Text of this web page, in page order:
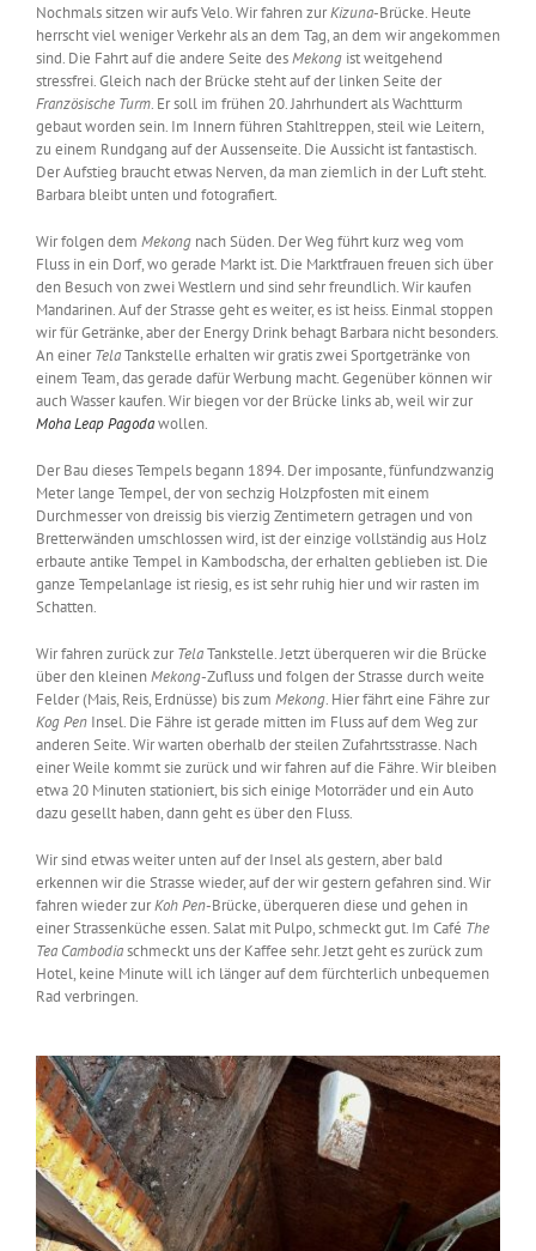
Nochmals sitzen wir aufs Velo. Wir fahren zurKizuna-Brücke. Heute
herrscht viel weniger Verkehr als an dem Tag, an dem wir angekommen
sind. Die Fahrt auf die andere Seite desMekongist weitgehend
stressfrei. Gleich nach der Brücke steht auf der linken Seite der
Französische Turm. Er soll im frühen 20. Jahrhundert als Wachtturm
gebaut worden sein. Im Innern führen Stahltreppen, steil wie Leitern,
zu einem Rundgang auf der Aussenseite. Die Aussicht ist fantastisch.
Der Aufstieg braucht etwas Nerven, da man ziemlich in der Luft steht.
Barbara bleibt unten und fotografiert.
Wir folgen dem Mekongnach Süden. Der Weg führt kurz weg vom
Fluss in ein Dorf, wo gerade Markt ist. Die Marktfrauen freuen sich über
den Besuch von zwei Westlern und sind sehr freundlich. Wir kaufen
Mandarinen. Auf der Strasse geht es weiter, es ist heiss. Einmal stoppen
wir für Getränke, aber der Energy Drink behagt Barbara nicht besonders.
An einerTelaTankstelle erhalten wir gratis zwei Sportgetränke von
einem Team, das gerade dafür Werbung macht. Gegenüber können wir
auch Wasser kaufen. Wir biegen vor der Brücke links ab, weil wir zur
Moha Leap Pagodawollen.
Der Bau dieses Tempels begann 1894. Der imposante, fünfundzwanzig
Meter lange Tempel, der von sechzig Holzpfosten mit einem
Durchmesser von dreissig bis vierzig Zentimetern getragen und von
Bretterwänden umschlossen wird, ist der einzige vollständig aus Holz
erbaute antike Tempel in Kambodscha, der erhalten geblieben ist. Die
ganze Tempelanlage ist riesig, es ist sehr ruhig hier und wir rasten im
Schatten.
Wir fahren zurück zurTelaTankstelle. Jetzt überqueren wir die Brücke
über den kleinenMekong-Zufluss und folgen der Strasse durch weite
Felder (Mais, Reis, Erdnüsse) bis zum Mekong. Hier fährt eine Fähre zur
KogPenInsel. Die Fähre ist gerade mitten im Fluss auf dem Weg zur
anderen Seite. Wir warten oberhalb der steilen Zufahrtsstrasse. Nach
einer Weile kommt sie zurück und wir fahren auf die Fähre. Wir bleiben
etwa 20 Minuten stationiert, bis sich einige Motorräder und ein Auto
dazu gesellt haben, dann geht es über den Fluss.
Wir sind etwas weiter unten auf der Insel als gestern, aber bald
erkennen wir die Strasse wieder, auf der wir gestern gefahren sind. Wir
fahren wieder zurKoh Pen-Brücke, überqueren diese und gehen in
einer Strassenküche essen. Salat mit Pulpo, schmeckt gut. Im Café The
Tea Cambodiaschmeckt uns der Kaffee sehr. Jetzt geht es zurück zum
Hotel, keine Minute will ich länger auf dem fürchterlich unbequemen
Rad verbringen.